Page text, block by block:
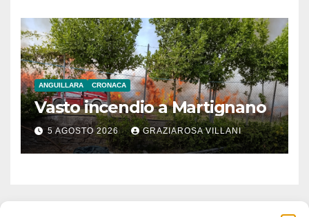
ANGUILLARA CRONACA
Vasto incendio a Martignano
5 AGOSTO 2026 GRAZIAROSA VILLANI